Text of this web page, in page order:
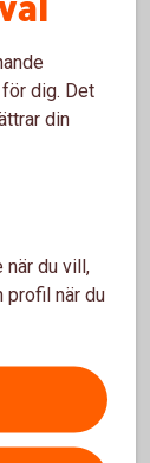
bostad,
dig. Det
din
när du vill,
profil när du